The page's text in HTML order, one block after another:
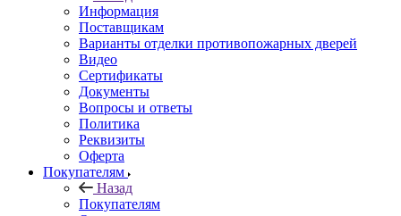
Информация
Поставщикам
Варианты отделки противопожарных дверей
Видео
Сертификаты
Документы
Вопросы и ответы
Политика
Реквизиты
Оферта
Покупателям
Назад
Покупателям